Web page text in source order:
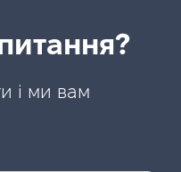
і ми вам